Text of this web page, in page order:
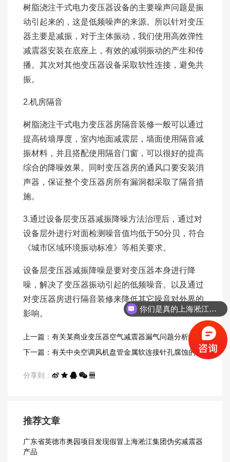
树脂浇注干式电力变压器设备的主要噪声问题是振
动引起来的，这是低频噪声的来源。所以针对变压
器主要是减振，对于主体振动，我们使用高效弹性
减震器安装在底座上，有效的减弱振动的产生和传
播。其次对其他变压器设备采取软性连接，避免共
振。
2.机房隔音
树脂浇注干式电力变压器房隔音装修一般可以通过
提高砖墙厚度，室内地面减震层，墙面使用隔音减
振材料，并且搭配使用隔音门窗，可以很好的提高
综合的降噪效果。同时变压器房的通风口要安装消
声器，保证整个变压器房所有漏洞都采取了隔音措
施。
3.通过设备层变压器减振降噪方法治理后，通过对
设备层外进行对面检测噪音值均低于50分贝，符合
《城市区域环境振动标准》等相关要求。
设备层变压器减振降噪是要对变压器本身进行降
噪，解决了变压器振动引起的低频噪音。以及通过
对变压器房进行隔音装修来降低其它噪音对外界的
影响。
上一篇：有关某商业变压器空气减震器漏气问题分析报告
下一篇：有关中央空调风机盘管金属软连接针孔腐蚀的分
分享到：
推荐文章
广东省英德市奥园项目发现假冒上海淞江集团伪劣减震器
产品
你们是真的上海淞江吗？